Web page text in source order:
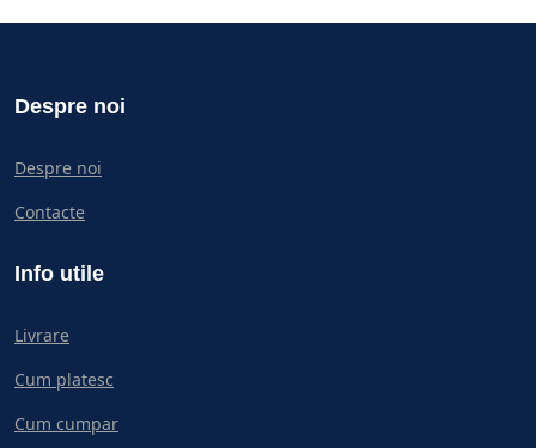
Despre noi
Despre noi
Contacte
Info utile
Livrare
Cum platesc
Cum cumpar